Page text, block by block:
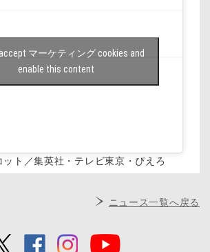
マーケティング cookies and
enable this content
ト／集英社・テレビ東京・ぴえろ
ニュース一覧へ戻る